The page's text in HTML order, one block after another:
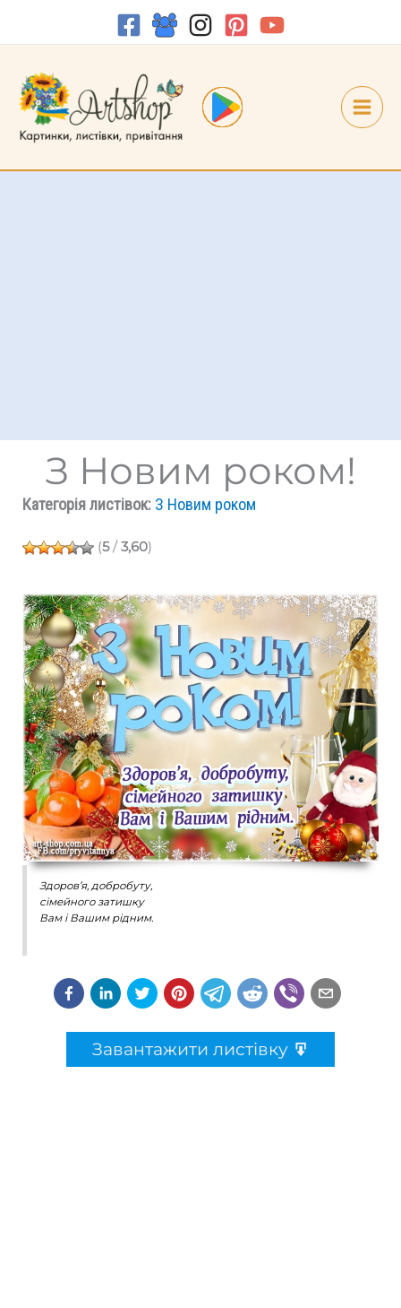
З Новим роком!
Категорія листівок: З Новим роком
(5/ 3,60)
Здоров’я, добробуту,
сімейного затишку
Вам і Вашим рідним.
Завантажити листівку